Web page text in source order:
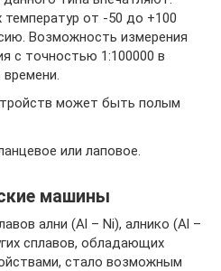
температур от -50 до +100
Возможность измерения
с точностью 1:100000 в
может быть полым
или лаповое.
машины
ални (Al – Ni), алнико (Al –
сплавов, обладающих
стало возможным